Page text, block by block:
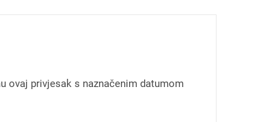
ovaj privjesak s naznačenim datumom